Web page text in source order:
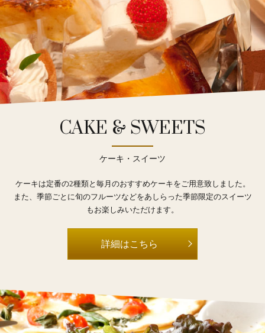
CAKE & SWEETS
ケーキ・スイーツ
ケーキは定番の2種類と毎月のおすすめケーキをご用意致しました。
また、季節ごとに旬のフルーツなどをあしらった季節限定のスイーツ
もお楽しみいただけます。
詳細はこちら